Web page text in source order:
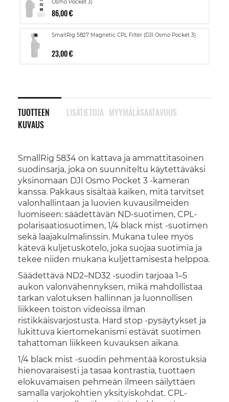
Osmo Pocket 3)
86,00 €
SmallRig 5827 Magnetic CPL Filter (DJI Osmo Pocket 3)
23,00 €
TUOTTEEN
KUVAUS
SmallRig 5834 on kattava ja ammattitasoinen
suodinsarja, joka on suunniteltu käytettäväksi
yksinomaan DJI Osmo Pocket 3 -kameran
kanssa. Pakkaus sisältää kaiken, mitä tarvitset
valonhallintaan ja luovien kuvausilmeiden
luomiseen: säädettävän ND-suotimen, CPL-
polarisaatiosuotimen, 1/4 black mist -suotimen
sekä laajakulmalinssin. Mukana tulee myös
kätevä kuljetuskotelo, joka suojaa suotimia ja
tekee niiden mukana kuljettamisesta helppoa.
Säädettävä ND2–ND32 -suodin tarjoaa 1–5
aukon valonvähennyksen, mikä mahdollistaa
tarkan valotuksen hallinnan ja luonnollisen
liikkeen toiston videoissa ilman
ristikkäisvarjostusta. Hard stop -pysäytykset ja
lukittuva kiertomekanismi estävät suotimen
tahattoman liikkeen kuvauksen aikana.
1/4 black mist -suodin pehmentää korostuksia
hienovaraisesti ja tasaa kontrastia, tuottaen
elokuvamaisen pehmeän ilmeen säilyttäen
samalla varjokohtien yksityiskohdat. CPL-
LISÄTIETOJA MYYMÄLÄSAATAVUUS